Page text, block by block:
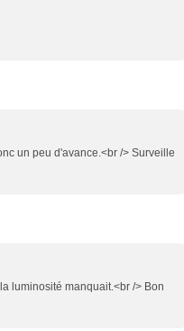
un peu d'avance.<br /> Surveille
luminosité manquait.<br /> Bon